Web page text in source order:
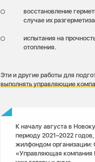
восстановление
случае их
испытания на
отопления.
Эти и другие работы для
выполнять управляющие
К началу августа в
периоду 2021–2022
жилфондом
«Управляющая компания